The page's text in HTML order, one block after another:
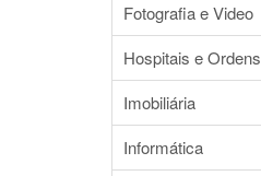
Fotografia e Video
Hospitais e Ordens
Imobiliária
Informática